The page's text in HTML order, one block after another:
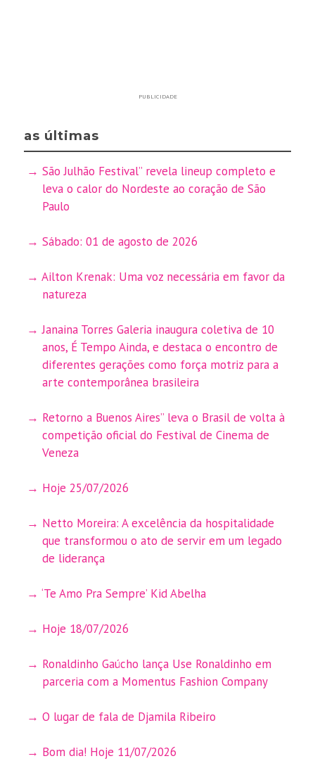
PUBLICIDADE
as últimas
São Julhão Festival” revela lineup completo e
leva o calor do Nordeste ao coração de São
Paulo
Sábado: 01 de agosto de 2026
Ailton Krenak: Uma voz necessária em favor da
natureza
Janaina Torres Galeria inaugura coletiva de 10
anos, É Tempo Ainda, e destaca o encontro de
diferentes gerações como força motriz para a
arte contemporânea brasileira
Retorno a Buenos Aires” leva o Brasil de volta à
competição oficial do Festival de Cinema de
Veneza
Hoje 25/07/2026
Netto Moreira: A excelência da hospitalidade
que transformou o ato de servir em um legado
de liderança
‘Te Amo Pra Sempre’ Kid Abelha
Hoje 18/07/2026
Ronaldinho Gaúcho lança Use Ronaldinho em
parceria com a Momentus Fashion Company
O lugar de fala de Djamila Ribeiro
Bom dia! Hoje 11/07/2026